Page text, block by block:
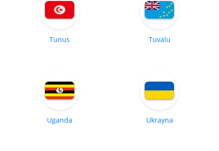
Tunus Tuvalu
Uganda Ukrayna